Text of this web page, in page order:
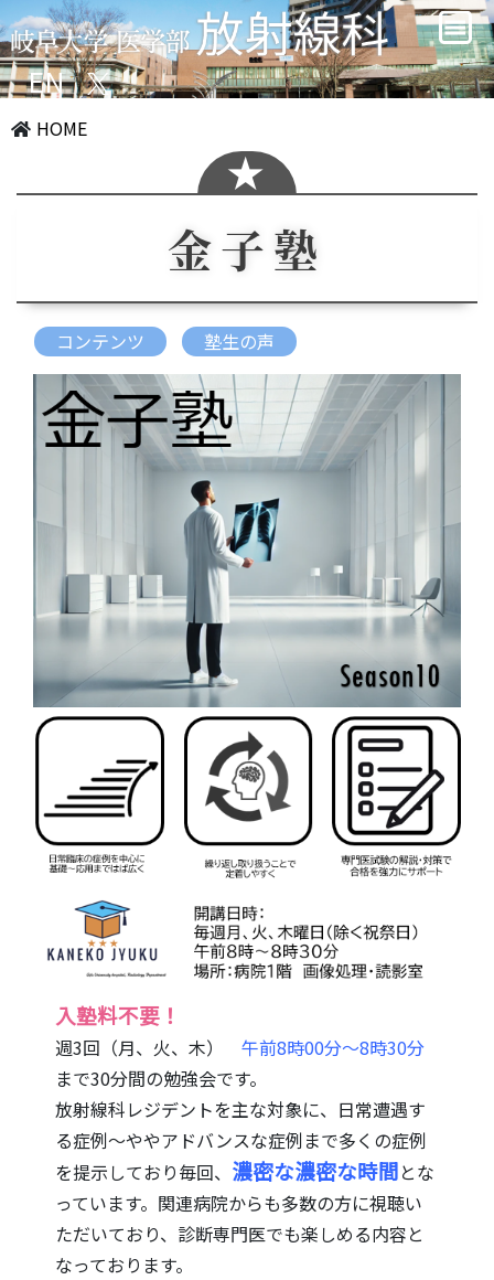
EN
HOME
金子塾
コンテンツ 塾生の声
入塾料不要！
週3回（月、火、木） 午前8時00分～8時30分
まで30分間の勉強会です。
放射線科レジデントを主な対象に、日常遭遇す
る症例～ややアドバンスな症例まで多くの症例
を提示しており毎回、 濃密な濃密な時間とな
っています。関連病院からも多数の方に視聴い
ただいており、診断専門医でも楽しめる内容と
なっております。